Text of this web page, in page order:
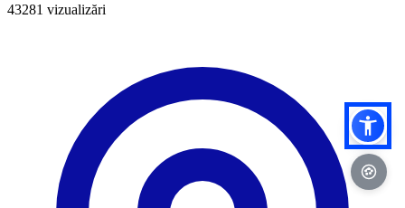
43281 vizualizări